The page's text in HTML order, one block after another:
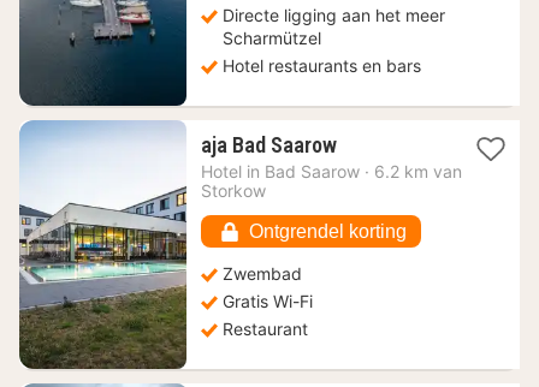
Directe ligging aan het meer
Scharmützel
Hotel restaurants en bars
aja Bad Saarow1
nacht
€
Hotel in Bad Saarow · 6.2 km van
Storkow
Ontgrendel korting
Zwembad
Gratis Wi-Fi
Restaurant